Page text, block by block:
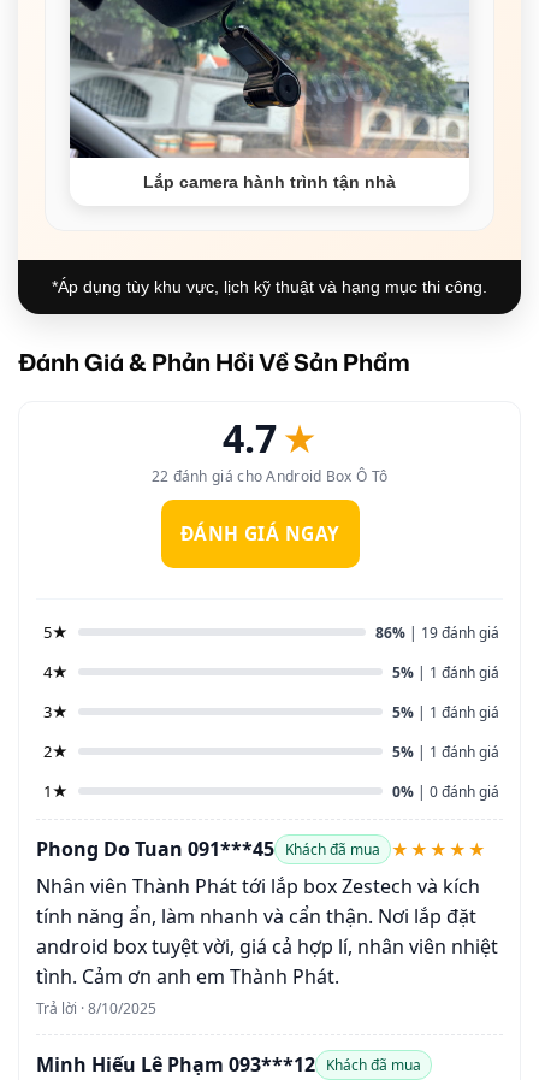
Lắp camera hành trình tận nhà
*Áp dụng tùy khu vực, lịch kỹ thuật và hạng mục thi công.
Đánh Giá & Phản Hồi Về Sản Phẩm
4.7★
22 đánh giá cho Android Box Ô Tô
ĐÁNH GIÁ NGAY
5★ 86% | 19 đánh giá
4★ 5% | 1 đánh giá
3★ 5% | 1 đánh giá
2★ 5% | 1 đánh giá
1★ 0% | 0 đánh giá
Phong Do Tuan 091***45 Khách đã mua ★★★★★
Nhân viên Thành Phát tới lắp box Zestech và kích
tính năng ẩn, làm nhanh và cẩn thận. Nơi lắp đặt
android box tuyệt vời, giá cả hợp lí, nhân viên nhiệt
tình. Cảm ơn anh em Thành Phát.
Trả lời · 8/10/2025
Minh Hiếu Lê Phạm 093***12 Khách đã mua